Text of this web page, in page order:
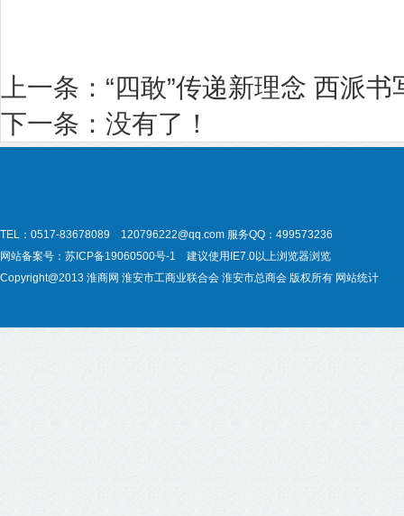
上一条： “四敢”传递新理念 西派书
下一条：没有了！
TEL：0517-83678089 120796222@qq.com 服务QQ：499573236
网站备案号： 苏ICP备19060500号-1
建议使用IE7.0以上浏览器浏览
Copyright@2013 淮商网 淮安市工商业联合会 淮安市总商会 版权所有 网站统计